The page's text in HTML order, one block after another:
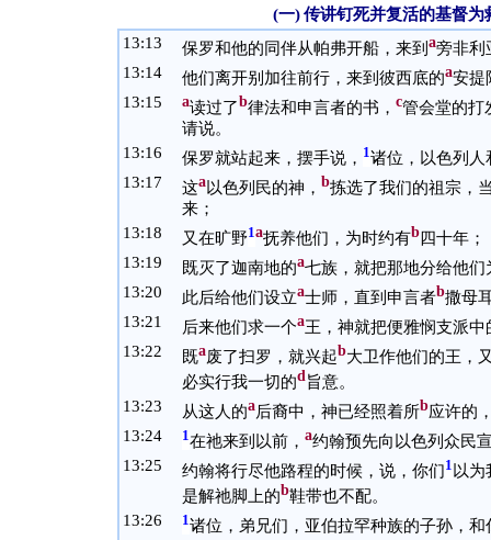
(一) 传讲钉死并复活的基督
13:13 保罗和他的同伴从帕弗开船，来到 a旁非利
13:14 他们离开别加往前行，来到彼西底的a安提
13:15 a读过了b律法和申言者的书， c管会堂的打
请说。
13:16 保罗就站起来，摆手说， 1诸位，以色列人
13:17 这a以色列民的神， b拣选了我们的祖宗，
来；
13:18 又在旷野1a抚养他们，为时约有b四十年；
13:19 既灭了迦南地的a七族，就把那地分给他们
13:20 此后给他们设立a士师，直到申言者b撒母
13:21 后来他们求一个a王，神就把便雅悯支派
13:22 既a废了扫罗，就兴起b大卫作他们的王，
必实行我一切的d旨意。
13:23 从这人的a后裔中，神已经照着所b应许的
13:24 1在祂来到以前， a约翰预先向以色列众民
13:25 约翰将行尽他路程的时候，说，你们1 以为
是解祂脚上的b鞋带也不配。
13:26 1诸位，弟兄们，亚伯拉罕种族的子孙，和